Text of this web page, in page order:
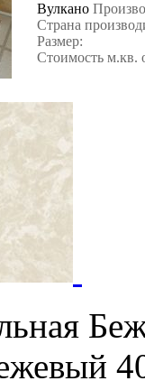
Вулкано
Страна
Размер:
Стоимость м.кв.